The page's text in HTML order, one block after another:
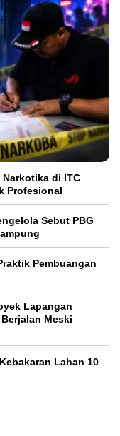
di ITC
Profesional
Sebut PBG
Pembuangan
Lapangan
Meski
Lahan 10